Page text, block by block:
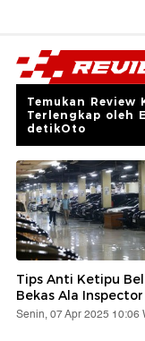
Temukan Review
Terlengkap oleh
detikOto
Tips Anti Ketipu
Bekas Ala
Senin, 07 Apr 2025 10:06